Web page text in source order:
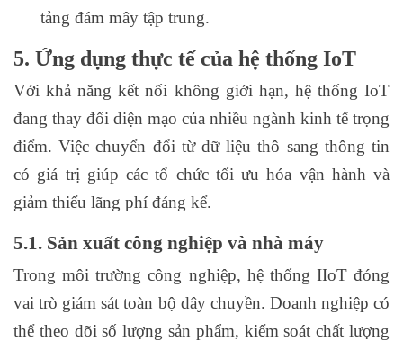
tảng đám mây tập trung.
5. Ứng dụng thực tế của hệ thống IoT
Với khả năng kết nối không giới hạn, hệ thống IoT
đang thay đổi diện mạo của nhiều ngành kinh tế trọng
điểm. Việc chuyển đổi từ dữ liệu thô sang thông tin
có giá trị giúp các tổ chức tối ưu hóa vận hành và
giảm thiểu lãng phí đáng kể.
5.1. Sản xuất công nghiệp và nhà máy
Trong môi trường công nghiệp, hệ thống IIoT đóng
vai trò giám sát toàn bộ dây chuyền. Doanh nghiệp có
thể theo dõi số lượng sản phẩm, kiểm soát chất lượng